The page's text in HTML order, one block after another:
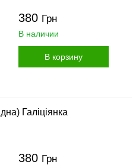
380 Грн
В наличии
В корзину
Галіціянка
380 Грн